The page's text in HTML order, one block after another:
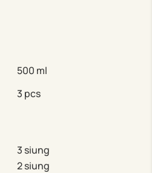
500 ml
3 pcs
3 siung
2 siung